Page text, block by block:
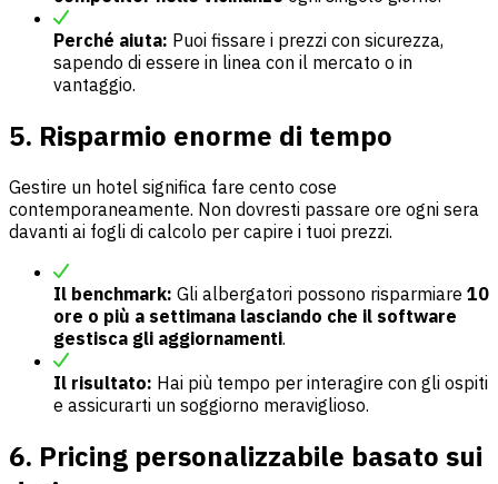
Perché aiuta: Puoi fissare i prezzi con sicurezza,
sapendo di essere in linea con il mercato o in
vantaggio.
5. Risparmio enorme di tempo
Gestire un hotel significa fare cento cose
contemporaneamente. Non dovresti passare ore ogni sera
davanti ai fogli di calcolo per capire i tuoi prezzi.
Il benchmark: Gli albergatori possono risparmiare 10
ore o più a settimana lasciando che il software
gestisca gli aggiornamenti.
Il risultato: Hai più tempo per interagire con gli ospiti
e assicurarti un soggiorno meraviglioso.
6. Pricing personalizzabile basato sui